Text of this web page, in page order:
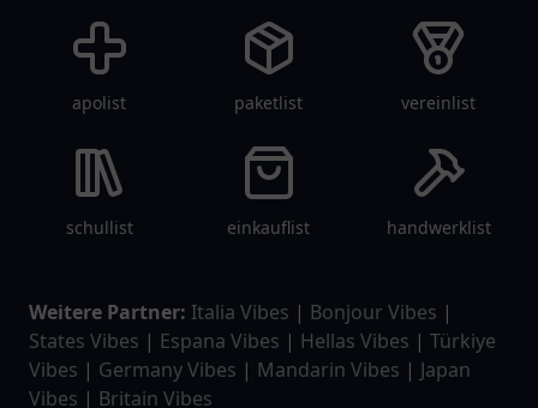
apolist paketlist vereinlist
schullist einkauflist handwerklist
Weitere Partner: Italia Vibes | Bonjour Vibes |
States Vibes | Espana Vibes | Hellas Vibes | Türkiye
Vibes | Germany Vibes | Mandarin Vibes | Japan
Vibes | Britain Vibes